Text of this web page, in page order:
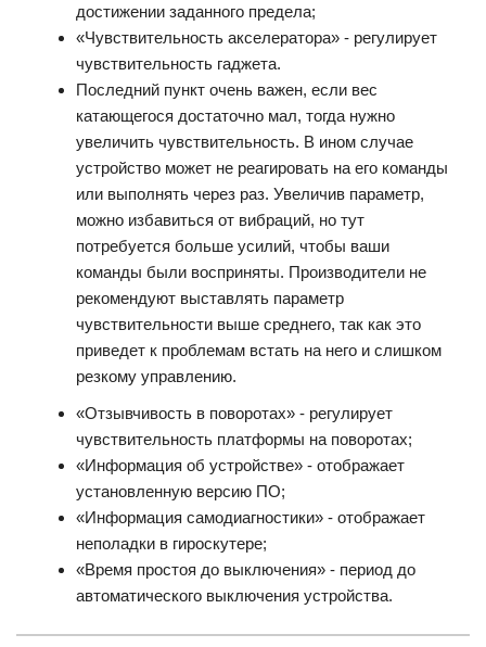
достижении заданного предела;
«Чувствительность акселератора» - регулирует
чувствительность гаджета.
Последний пункт очень важен, если вес
катающегося достаточно мал, тогда нужно
увеличить чувствительность. В ином случае
устройство может не реагировать на его команды
или выполнять через раз. Увеличив параметр,
можно избавиться от вибраций, но тут
потребуется больше усилий, чтобы ваши
команды были восприняты. Производители не
рекомендуют выставлять параметр
чувствительности выше среднего, так как это
приведет к проблемам встать на него и слишком
резкому управлению.
«Отзывчивость в поворотах» - регулирует
чувствительность платформы на поворотах;
«Информация об устройстве» - отображает
установленную версию ПО;
«Информация самодиагностики» - отображает
неполадки в гироскутере;
«Время простоя до выключения» - период до
автоматического выключения устройства.